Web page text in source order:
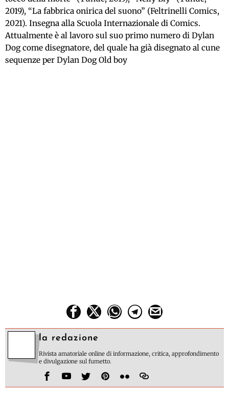
2019), “La fabbrica onirica del suono” (Feltrinelli Comics,
2021). Insegna alla Scuola Internazionale di Comics.
Attualmente è al lavoro sul suo primo numero di Dylan
Dog come disegnatore, del quale ha già disegnato al cune
sequenze per Dylan Dog Old boy
la redazione
Rivista amatoriale online di informazione, critica, approfondimento
e divulgazione sul fumetto.